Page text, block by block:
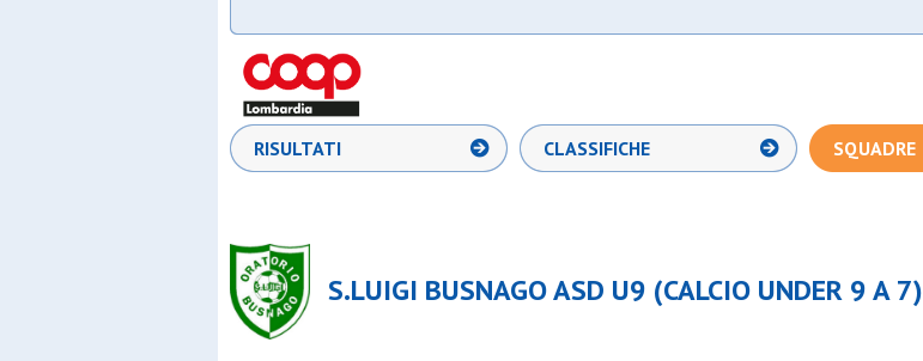
RISULTATI CLASSIFICHE SQUADRE
S.LUIGI BUSNAGO ASD U9 (CALCIO UNDER 9 A 7)